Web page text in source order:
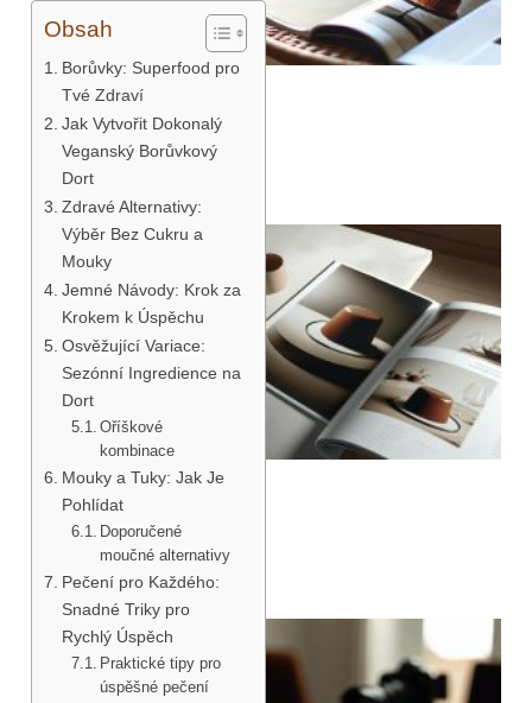
Obsah
Borůvky: Superfood pro
Tvé Zdraví
Jak Vytvořit Dokonalý
Veganský Borůvkový
Dort
Zdravé Alternativy:
Výběr Bez Cukru a
Mouky
Jemné Návody: Krok za
Krokem k Úspěchu
Osvěžující Variace:
Sezónní Ingredience na
Dort
Oříškové
kombinace
Mouky a Tuky: Jak Je
Pohlídat
Doporučené
moučné alternativy
Pečení pro Každého:
Snadné Triky pro
Rychlý Úspěch
Praktické tipy pro
úspěšné pečení